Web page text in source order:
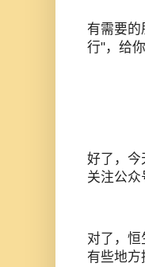
有需要
行"，给
好了，今
关注公
对了，
有些地